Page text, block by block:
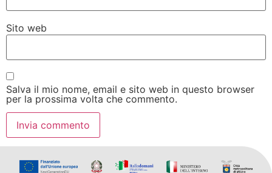
Sito web
Salva il mio nome, email e sito web in questo browser
per la prossima volta che commento.